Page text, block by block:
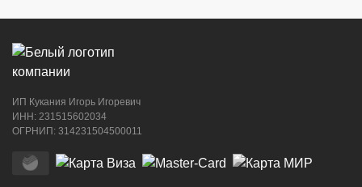
ИП Кукания Игорь Игоревич
ИНН: 231515602034
ОГРНИП: 314231504500011